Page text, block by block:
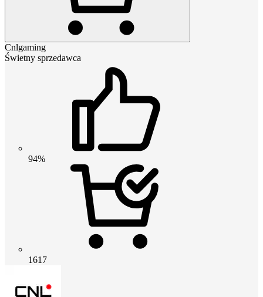
Cnlgaming
Świetny sprzedawca
94%
1617